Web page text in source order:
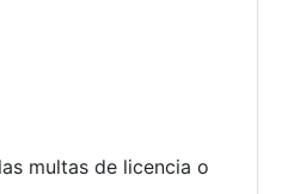
multas de licencia o